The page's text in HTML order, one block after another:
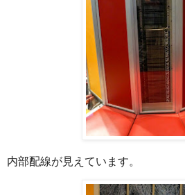
内部配線が見えています。